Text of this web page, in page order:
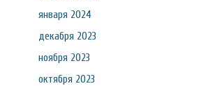
января 2024
декабря 2023
ноября 2023
октября 2023